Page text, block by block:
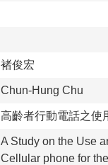
褚俊宏
Chun-Hung Chu
高齡者行動電話之使
A Study on the Use
Cellular phone for